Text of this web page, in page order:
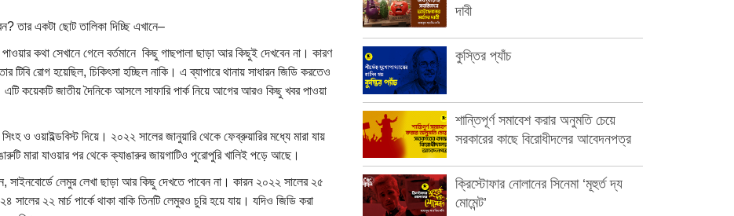
তার একটা ছোট তালিকা দিচ্ছি এখানে–
কথা সেখানে গেলে বর্তমানে কিছু গাছপালা ছাড়া আর কিছুই দেখবেন না। কারণ
টিবি রোগ হয়েছিল, চিকিৎসা হচ্ছিল নাকি। এ ব্যাপারে থানায় সাধারন জিডি করতেও
এটি কয়েকটি জাতীয় দৈনিকে আসলে সাফারি পার্ক নিয়ে আগের আরও কিছু খবর পাওয়া
ও ওয়াইল্ডবিস্ট দিয়ে। ২০২২ সালের জানুয়ারি থেকে ফেব্রুয়ারির মধ্যে মারা যায়
মারা যাওয়ার পর থেকে ক্যাঙারুর জায়গাটিও পুরোপুরি খালিই পড়ে আছে।
সাইনবোর্ডে লেমুর লেখা ছাড়া আর কিছু দেখতে পাবেন না। কারন ২০২২ সালের ২৫
২২ মার্চ পার্কে থাকা বাকি তিনটি লেমুরও চুরি হয়ে যায়। যদিও জিডি করা
দাবী
কুস্তির প্যাঁচ
শান্তিপূর্ণ সমাবেশ করার অনুমতি চেয়ে
সরকারের কাছে বিরোধীদলের আবেদনপত্র
ক্রিস্টোফার নোলানের সিনেমা ‘মূহুর্ত দ্য
মোমেন্ট’